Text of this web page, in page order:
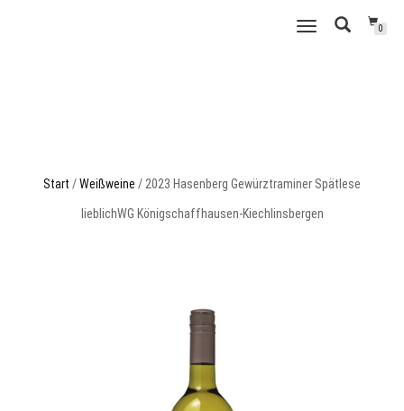
NAVIGATION
0
Start /Weißweine / 2023 Hasenberg Gewürztraminer Spätlese
lieblichWG Königschaffhausen-Kiechlinsbergen